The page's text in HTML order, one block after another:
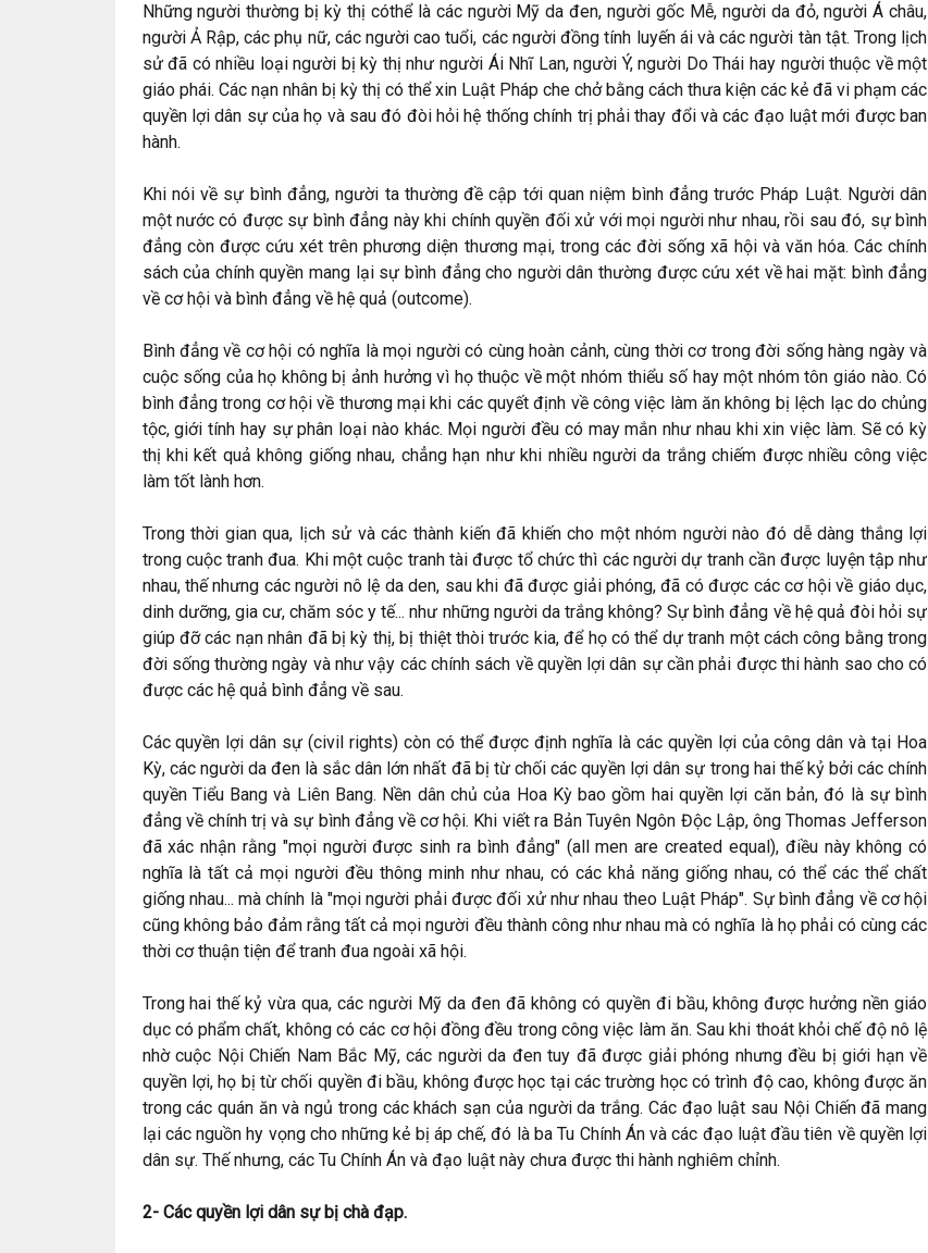
Những người thường bị kỳ thị cóthể là các người Mỹ da đen, người gốc Mễ, người da đỏ, người Á châu,
người Ả Rập, các phụ nữ, các người cao tuổi, các người đồng tính luyến ái và các người tàn tật. Trong lịch
sử đã có nhiều loại người bị kỳ thị như người Ái Nhĩ Lan, người Ý, người Do Thái hay người thuộc về một
giáo phái. Các nạn nhân bị kỳ thị có thể xin Luật Pháp che chở bằng cách thưa kiện các kẻ đã vi phạm các
quyền lợi dân sự của họ và sau đó đòi hỏi hệ thống chính trị phải thay đổi và các đạo luật mới được ban
hành.
Khi nói về sự bình đẳng, người ta thường đề cập tới quan niệm bình đẳng trước Pháp Luật. Người dân
một nước có được sự bình đẳng này khi chính quyền đối xử với mọi người như nhau, rồi sau đó, sự bình
đẳng còn được cứu xét trên phương diện thương mại, trong các đời sống xã hội và văn hóa. Các chính
sách của chính quyền mang lại sự bình đẳng cho người dân thường được cứu xét về hai mặt: bình đẳng
về cơ hội và bình đẳng về hệ quả (outcome).
Bình đẳng về cơ hội có nghĩa là mọi người có cùng hoàn cảnh, cùng thời cơ trong đời sống hàng ngày và
cuộc sống của họ không bị ảnh hưởng vì họ thuộc về một nhóm thiểu số hay một nhóm tôn giáo nào. Có
bình đẳng trong cơ hội về thương mại khi các quyết định về công việc làm ăn không bị lệch lạc do chủng
tộc, giới tính hay sự phân loại nào khác. Mọi người đều có may mắn như nhau khi xin việc làm. Sẽ có kỳ
thị khi kết quả không giống nhau, chẳng hạn như khi nhiều người da trắng chiếm được nhiều công việc
làm tốt lành hơn.
Trong thời gian qua, lịch sử và các thành kiến đã khiến cho một nhóm người nào đó dễ dàng thắng lợi
trong cuộc tranh đua. Khi một cuộc tranh tài được tổ chức thì các người dự tranh cần được luyện tập như
nhau, thế nhưng các người nô lệ da den, sau khi đã được giải phóng, đã có được các cơ hội về giáo dục,
dinh dưỡng, gia cư, chăm sóc y tế... như những người da trắng không? Sự bình đẳng về hệ quả đòi hỏi sự
giúp đỡ các nạn nhân đã bị kỳ thị, bị thiệt thòi trước kia, để họ có thể dự tranh một cách công bằng trong
đời sống thường ngày và như vậy các chính sách về quyền lợi dân sự cần phải được thi hành sao cho có
được các hệ quả bình đẳng về sau.
Các quyền lợi dân sự (civil rights) còn có thể được định nghĩa là các quyền lợi của công dân và tại Hoa
Kỳ, các người da đen là sắc dân lớn nhất đã bị từ chối các quyền lợi dân sự trong hai thế kỷ bởi các chính
quyền Tiểu Bang và Liên Bang. Nền dân chủ của Hoa Kỳ bao gồm hai quyền lợi căn bản, đó là sự bình
đẳng về chính trị và sự bình đẳng về cơ hội. Khi viết ra Bản Tuyên Ngôn Độc Lập, ông Thomas Jefferson
đã xác nhận rằng "mọi người được sinh ra bình đẳng" (all men are created equal), điều này không có
nghĩa là tất cả mọi người đều thông minh như nhau, có các khả năng giống nhau, có thể các thể chất
giống nhau... mà chính là "mọi người phải được đối xử như nhau theo Luật Pháp". Sự bình đẳng về cơ hội
cũng không bảo đảm rằng tất cả mọi người đều thành công như nhau mà có nghĩa là họ phải có cùng các
thời cơ thuận tiện để tranh đua ngoài xã hội.
Trong hai thế kỷ vừa qua, các người Mỹ da đen đã không có quyền đi bầu, không được hưởng nền giáo
dục có phẩm chất, không có các cơ hội đồng đều trong công việc làm ăn. Sau khi thoát khỏi chế độ nô lệ
nhờ cuộc Nội Chiến Nam Bắc Mỹ, các người da đen tuy đã được giải phóng nhưng đều bị giới hạn về
quyền lợi, họ bị từ chối quyền đi bầu, không được học tại các trường học có trình độ cao, không được ăn
trong các quán ăn và ngủ trong các khách sạn của người da trắng. Các đạo luật sau Nội Chiến đã mang
lại các nguồn hy vọng cho những kẻ bị áp chế, đó là ba Tu Chính Án và các đạo luật đầu tiên về quyền lợi
dân sự. Thế nhưng, các Tu Chính Án và đạo luật này chưa được thi hành nghiêm chỉnh.
2- Các quyền lợi dân sự bị chà đạp.